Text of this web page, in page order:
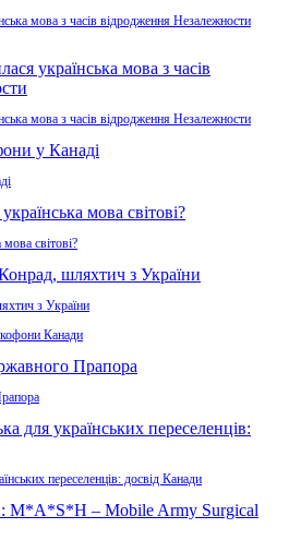
мова з часів відродження Незалежности
мова з часів відродження Незалежности
світові?
з України
Канади
переселенців: досвід Канади